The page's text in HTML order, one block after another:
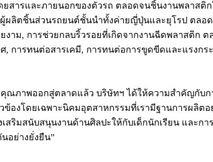
สารและภายนอกของตัวรถ ตลอดจนชิ้นงานพลาส
ผลิตชิ้นส่วนรถยนต์ชั้นนำทั้งค่ายญี่ปุ่นและยุโรป ตลอ
งาม, การช่วยกลบริ้วรอยที่เกิดจากงานฉีดพลาสติ
การทนต่อสารเคมี, การทนต่อการขูดขีดและแรงกร
ณภาพออกสู่ตลาดแล้ว บริษัทฯ ได้ให้ความสำคัญกับ
องโดยเฉพาะนิคมอุตสาหกรรมที่เรามีฐานการผลิ
ริมสนับสนุนงานด้านศิลปะให้กับเด็กนักเรียน และก
อย่างยั่งยืน”